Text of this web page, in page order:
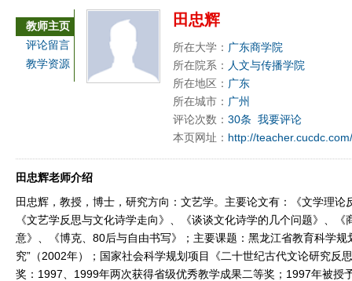
教师主页
评论留言
教学资源
田忠辉
所在大学： 广东商学院
所在院系： 人文与传播学院
所在地区： 广东
所在城市： 广州
评论次数： 30条 我要评论
本页网址： http://
田忠辉老师介绍
田忠辉，教授，博士，研究方向：文艺学。主要论文有：《文学理论
《文艺学反思与文化诗学走向》、《谈谈文化诗学的几个问题》、
意》、《博克、80后与自由书写》；主要课题：黑龙江省教育科学规
究”（2002年）；国家社会科学规划项目《二十世纪古代文论研究反
奖：1997、1999年两次获得省级优秀教学成果二等奖；1997年被授